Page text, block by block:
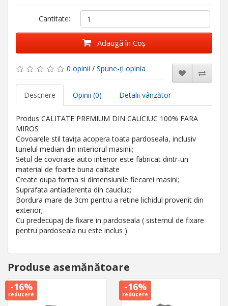
Cantitate:
Adaugă în Coş
0 opinii / Spune-ţi opinia
Descriere Opinii (0) Detalii vânzător
Produs CALITATE PREMIUM DIN CAUCIUC 100% FARA
MIROS
Covoarele stil tavița acopera toata pardoseala, inclusiv
tunelul median din interiorul masinii;
Setul de covorase auto interior este fabricat dintr-un
material de foarte buna calitate
Create dupa forma si dimensiunile fiecarei masini;
Suprafata antiaderenta din cauciuc;
Bordura mare de 3cm pentru a retine lichidul provenit din
exterior;
Cu predecupaj de fixare in pardoseala ( sistemul de fixare
pentru pardoseala nu este inclus ).
Produse asemănătoare
-16%
reducere
-16%
reducere